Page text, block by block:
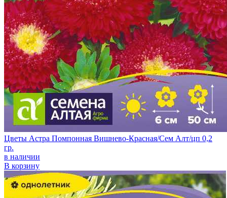
Цветы Астра Помпонная Вишнево-Красная/Сем Алт/цп 0,2
гр.
в наличии
В корзину